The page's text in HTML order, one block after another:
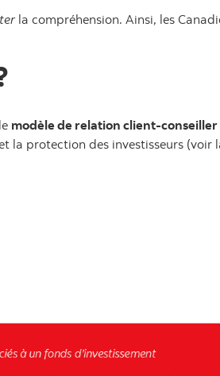
la compréhension. Ainsi, les
modèle de relation client-conseiller
la protection des investisseurs (voir